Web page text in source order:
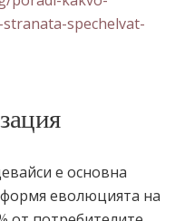
spechelvat-
е основна
еволюцията на